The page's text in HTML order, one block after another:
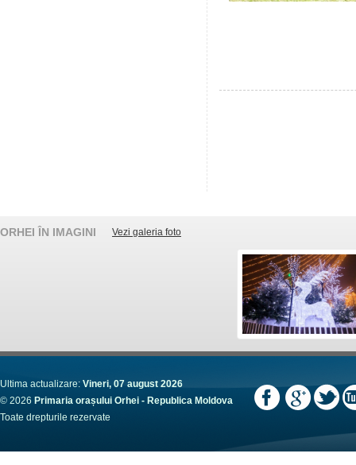
ORHEI ÎN IMAGINI Vezi galeria foto
Ultima actualizare: Vineri, 07 august 2026
© 2026 Primaria orașului Orhei - Republica Moldova
Toate drepturile rezervate